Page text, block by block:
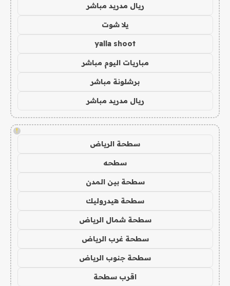
ريال مدريد مباشر
يلا شوت
yalla shoot
مباريات اليوم مباشر
برشلونة مباشر
ريال مدريد مباشر
!
سطحة الرياض
سطحه
سطحة بين المدن
سطحة هيدروليك
سطحة شمال الرياض
سطحة غرب الرياض
سطحة جنوب الرياض
اقرب سطحة